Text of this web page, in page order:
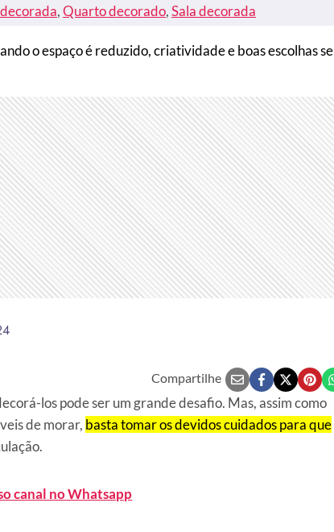
, Quarto decorado, Sala decorada
o espaço é reduzido, criatividade e boas escolhas se
Compartilhe
los pode ser um grande desafio. Mas, assim como
de morar, basta tomar os devidos cuidados para que
canal no Whatsapp